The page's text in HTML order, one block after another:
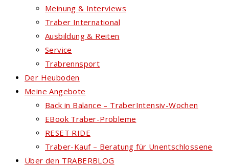
Meinung & Interviews
Traber International
Ausbildung & Reiten
Service
Trabrennsport
Der Heuboden
Meine Angebote
Back in Balance – TraberIntensiv-Wochen
EBook Traber-Probleme
RESET RIDE
Traber-Kauf – Beratung für Unentschlossene
Über den TRABERBLOG